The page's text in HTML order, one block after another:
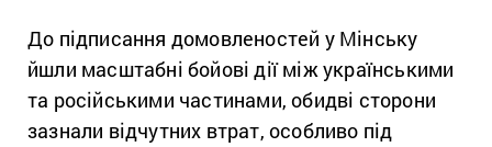
До підписання домовленостей у Мінську
йшли масштабні бойові дії між українськими
та російськими частинами, обидві сторони
зазнали відчутних втрат, особливо під